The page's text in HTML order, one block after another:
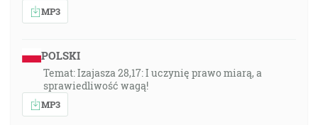
MP3
POLSKI
Temat: Izajasza 28,17: I uczynię prawo miarą, a
sprawiedliwość wagą!
MP3